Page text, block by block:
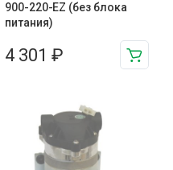
900-220-EZ (без блока
питания)
4 301 ₽